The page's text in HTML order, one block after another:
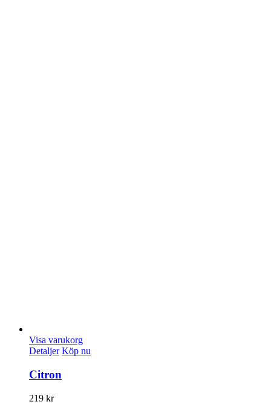
Visa varukorg
Detaljer Köp nu
Citron
219 kr